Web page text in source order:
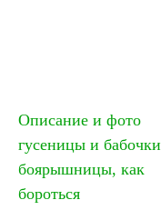
Описание и фото
гусеницы и бабочки
боярышницы, как
бороться